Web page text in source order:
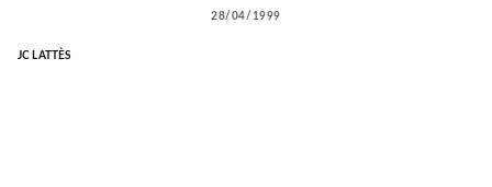
28/04/1999
JC LATTÈS